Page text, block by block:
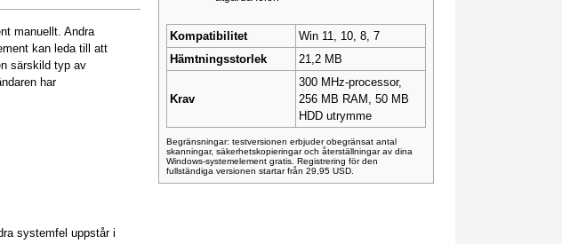
manuellt. Andra
kan leda till att
särskild typ av
har
systemfel uppstår i
Kompatibilitet
Win 11, 10, 8, 7
Hämtningsstorlek
21,2 MB
Krav
300 MHz-processor,
256 MB RAM, 50 MB
HDD utrymme
Begränsningar: testversionen erbjuder obegränsat antal
skanningar, säkerhetskopieringar och återställningar av dina
Windows-systemelement gratis. Registrering för den
fullständiga versionen startar från 29,95 USD.